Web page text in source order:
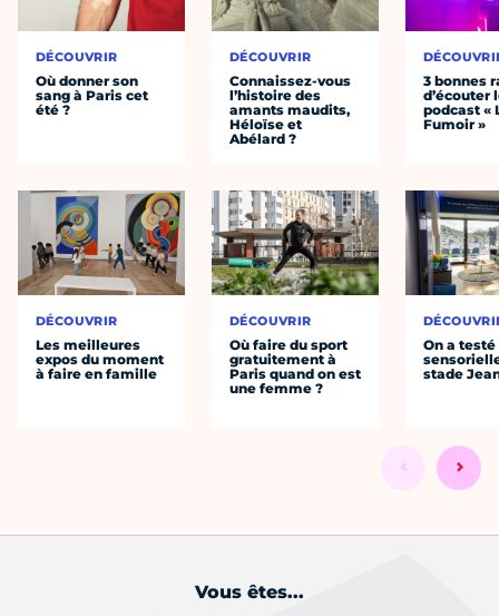
DÉCOUVRIR
Où donner son
sang à Paris cet
été ?
DÉCOUVRIR
Les meilleures
expos du moment
à faire en famille
DÉCOUVRIR
Connaissez-vous
l’histoire des
amants maudits,
Héloïse et
Abélard ?
DÉCOUVRIR
Où faire du sport
gratuitement à
Paris quand on est
une femme ?
3 bonnes
d’écouter
podcast «
Fumoir »
On a
stade
Vous êtes...